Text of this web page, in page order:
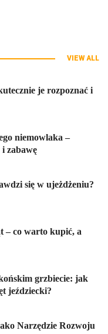
VIEW ALL
je rozpoznać i
niemowlaka –
zabawę
się w ujeżdżeniu?
– co warto kupić, a
grzbiecie: jak
jeździecki?
Narzędzie Rozwoju